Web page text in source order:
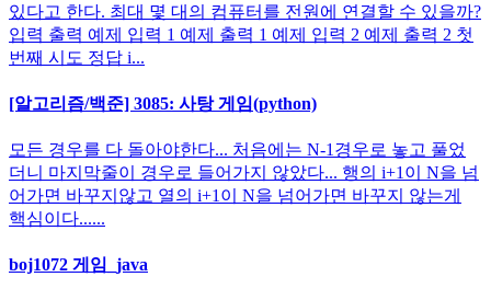
있다고 한다. 최대 몇 대의 컴퓨터를 전원에 연결할 수 있을까?
입력 출력 예제 입력 1 예제 출력 1 예제 입력 2 예제 출력 2 첫
번째 시도 정답 i...
[알고리즘/백준] 3085: 사탕 게임(python)
모든 경우를 다 돌아야한다... 처음에는 N-1경우로 놓고 풀었
더니 마지막줄이 경우로 들어가지 않았다... 행의 i+1이 N을 넘
어가면 바꾸지않고 열의 i+1이 N을 넘어가면 바꾸지 않는게
핵심이다......
boj1072 게임_java